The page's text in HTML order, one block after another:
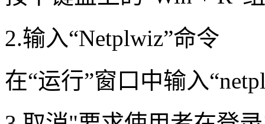
2.输入“Netplwiz”命令
在“运行”窗口中输入